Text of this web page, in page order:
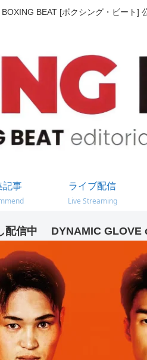
BOXING BEAT [ボクシング・ビート]
記事
ライブ配信
Live Streaming
配信中 DYNAMIC GLOVE